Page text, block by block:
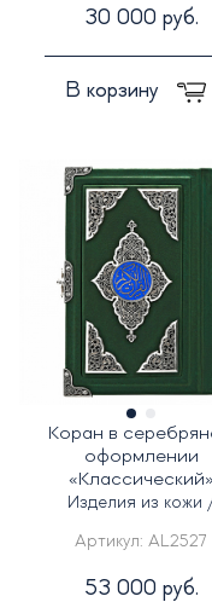
30 000 руб.
В корзину
Коран в
оформлении
«Классический»
Изделия из кожи
Артикул:AL2527
53 000 руб.